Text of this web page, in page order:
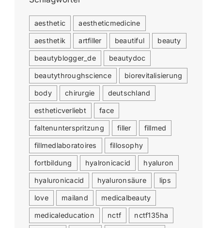
aesthetic aestheticmedicine
aesthetik artfiller beautiful beauty
beautyblogger_de beautydoc
beautythroughscience biorevitalisierung
body chirurgie deutschland
estheticverliebt face
faltenunterspritzung filler fillmed
fillmedlaboratoires fillosophy
fortbildung hyalronicacid hyaluron
hyaluronicacid hyaluronsäure lips
love mailand medicalbeauty
medicaleducation nctf nctf135ha